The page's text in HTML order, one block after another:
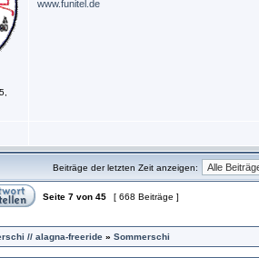
www.funitel.de
Beiträge der letzten Zeit anzeigen:
Seite 7 von 45 [ 668 Beiträge ]
// alagna-freeride » Sommerschi